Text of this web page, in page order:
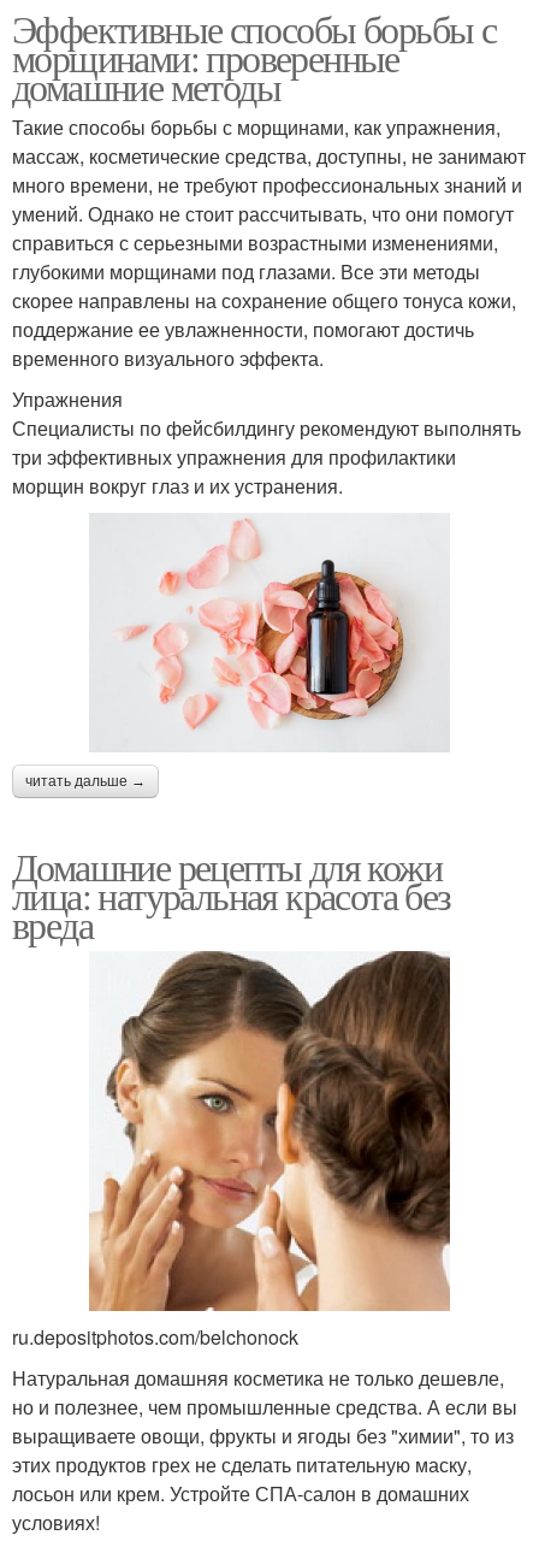
Эффективные способы борьбы с
морщинами: проверенные
домашние методы
Такие способы борьбы с морщинами, как упражнения,
массаж, косметические средства, доступны, не занимают
много времени, не требуют профессиональных знаний и
умений. Однако не стоит рассчитывать, что они помогут
справиться с серьезными возрастными изменениями,
глубокими морщинами под глазами. Все эти методы
скорее направлены на сохранение общего тонуса кожи,
поддержание ее увлажненности, помогают достичь
временного визуального эффекта.
Упражнения
Специалисты по фейсбилдингу рекомендуют выполнять
три эффективных упражнения для профилактики
морщин вокруг глаз и их устранения.
читать дальше →
Домашние рецепты для кожи
лица: натуральная красота без
вреда
ru.depositphotos.com/belchonock
Натуральная домашняя косметика не только дешевле,
но и полезнее, чем промышленные средства. А если вы
выращиваете овощи, фрукты и ягоды без "химии", то из
этих продуктов грех не сделать питательную маску,
лосьон или крем. Устройте СПА-салон в домашних
условиях!